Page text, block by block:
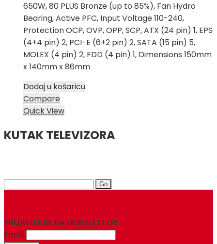
bila
je:
179,00 KM.
je:
165,00 KM.
650W, 80 PLUS Bronze (up to 85%), Fan Hydro
Bearing, Active PFC, Input Voltage 110-240,
Protection OCP, OVP, OPP, SCP, ATX (24 pin) 1, EPS
(4+4 pin) 2, PCI-E (6+2 pin) 2, SATA (15 pin) 5,
MOLEX (4 pin) 2, FDD (4 pin) 1, Dimensions 150mm
x 140mm x 86mm
Dodaj u košaricu
Compare
Quick View
KUTAK TELEVIZORA
Search
PRIJAVITE SE NA NEWSLETTER!
Email